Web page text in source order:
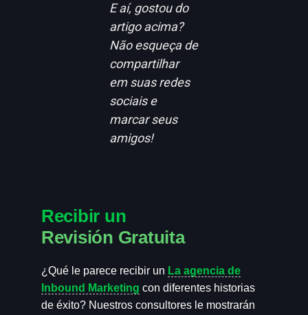
E aí, gostou do
artigo acima?
Não esqueça de
compartilhar
em suas redes
sociais e
marcar seus
amigos!
Recibir un
Revisión Gratuita
¿Qué le parece recibir un La agencia de
Inbound Marketing con diferentes historias
de éxito? Nuestros consultores le mostrarán